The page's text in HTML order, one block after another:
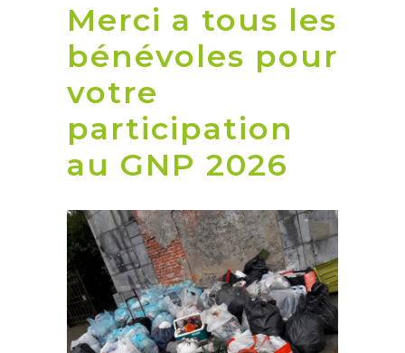
Merci a tous les
bénévoles pour
votre
participation
au GNP 2026